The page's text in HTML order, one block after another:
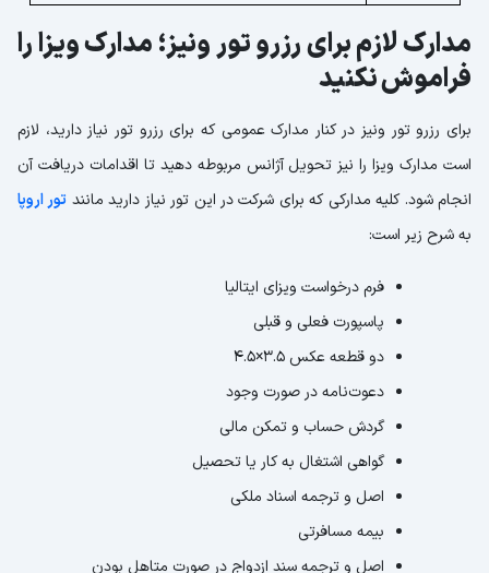
مدارک لازم برای رزرو تور ونیز؛ مدارک ویزا را
فراموش نکنید
برای رزرو تور ونیز در کنار مدارک عمومی که برای رزرو تور نیاز دارید، لازم
است مدارک ویزا را نیز تحویل آژانس مربوطه دهید تا اقدامات دریافت آن
انجام شود. کلیه مدارکی که برای شرکت در این تور نیاز دارید مانند تور اروپا
به شرح زیر است:
فرم درخواست ویزای ایتالیا
پاسپورت فعلی و قبلی
دو قطعه عکس 3.5×4.5
دعوت‌نامه در صورت وجود
گردش حساب و تمکن مالی
گواهی اشتغال به کار یا تحصیل
اصل و ترجمه اسناد ملکی
بیمه مسافرتی
اصل و ترجمه سند ازدواج در صورت متاهل بودن